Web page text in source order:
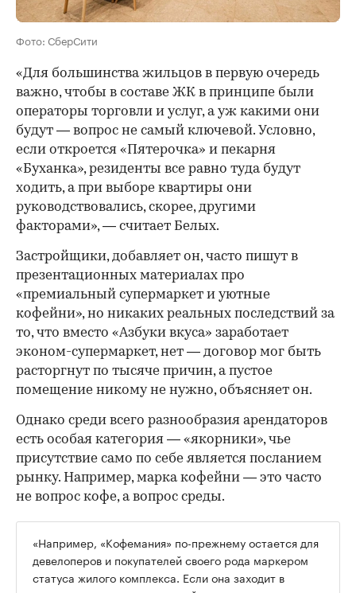
Фото: СберСити
«Для большинства жильцов в первую очередь
важно, чтобы в составе ЖК в принципе были
операторы торговли и услуг, а уж какими они
будут — вопрос не самый ключевой. Условно,
если откроется «Пятерочка» и пекарня
«Буханка», резиденты все равно туда будут
ходить, а при выборе квартиры они
руководствовались, скорее, другими
факторами», — считает Белых.
Застройщики, добавляет он, часто пишут в
презентационных материалах про
«премиальный супермаркет и уютные
кофейни», но никаких реальных последствий за
то, что вместо «Азбуки вкуса» заработает
эконом-супермаркет, нет — договор мог быть
расторгнут по тысяче причин, а пустое
помещение никому не нужно, объясняет он.
Однако среди всего разнообразия арендаторов
есть особая категория — «якорники», чье
присутствие само по себе является посланием
рынку. Например, марка кофейни — это часто
не вопрос кофе, а вопрос среды.
«Например, «Кофемания» по-прежнему остается для
девелоперов и покупателей своего рода маркером
статуса жилого комплекса. Если она заходит в